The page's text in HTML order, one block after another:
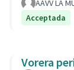
AAVV LA
Acceptada
Vorera